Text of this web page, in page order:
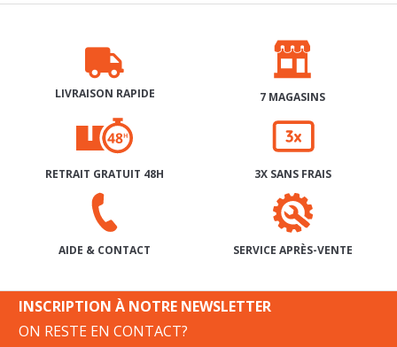
LIVRAISON RAPIDE 7 MAGASINS
RETRAIT GRATUIT 48H 3X SANS FRAIS
AIDE & CONTACT SERVICE APRÈS-VENTE
INSCRIPTION À NOTRE NEWSLETTER
ON RESTE EN CONTACT?